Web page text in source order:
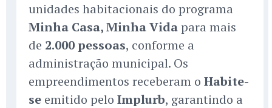
unidades habitacionais do programa
Minha Casa, Minha Vida para mais
de 2.000 pessoas, conforme a
administração municipal. Os
empreendimentos receberam o Habite-
se emitido pelo Implurb, garantindo a